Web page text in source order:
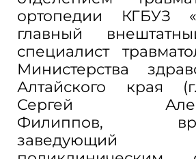
ортопедии КГБУЗ
главный
специалист
Министерства
Алтайского края
Сергей
Филиппов,
заведующий